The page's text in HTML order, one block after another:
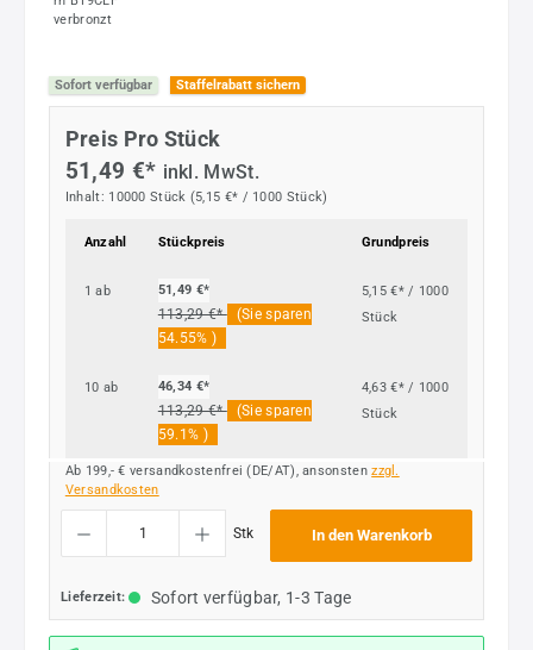
Sofort verfügbar Staffelrabatt sichern
Preis Pro Stück
51,49 €* inkl. MwSt.
Inhalt: 10000 Stück (5,15 €* / 1000 Stück)
Anzahl Stückpreis Grundpreis
1 ab 51,49 €*
113,29 €* (Sie sparen
54.55% )
5,15 €* / 1000
Stück
10 ab 46,34 €*
113,29 €* (Sie sparen
59.1% )
4,63 €* / 1000
Stück
Ab 199,- € versandkostenfrei (DE/AT), ansonstenzzgl.
Versandkosten
Produkt Anzahl: Gib den gewünschten Wert ein oder benutze die Schaltflächen um
Stk In den Warenkorb
Lieferzeit: Sofort verfügbar, 1-3 Tage